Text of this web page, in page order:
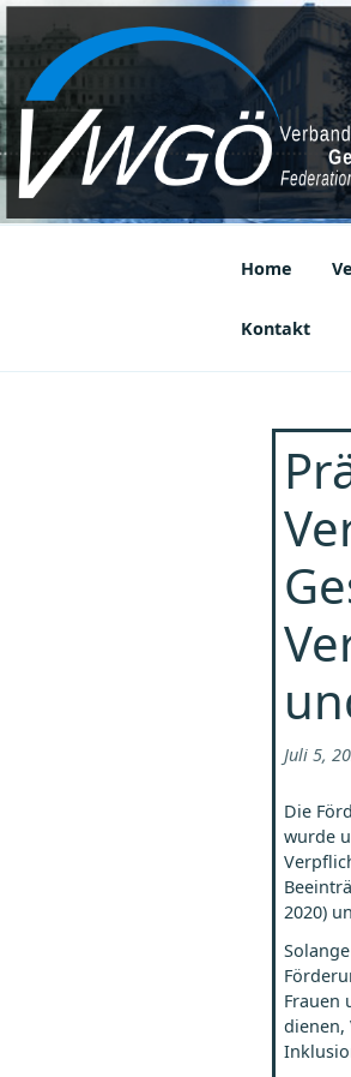
Zum
Inhalt
springen
Home
Kontakt
Juli 5,
Die
wurde
2020)
Frauen
dienen,